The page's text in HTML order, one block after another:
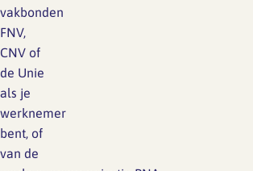
vakbonden
FNV,
CNV of
de Unie
als je
werknemer
bent, of
van de